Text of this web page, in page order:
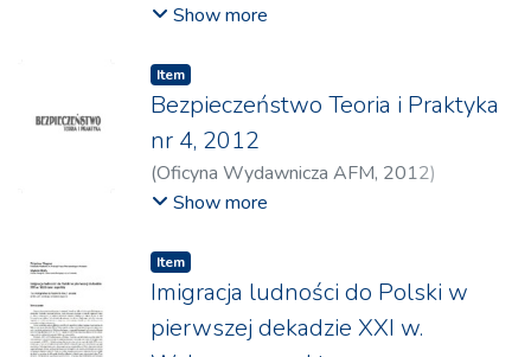
(UE) stanowi jeden z największych ruchów
UE. Według oficjalnej statystyki
brytyjskiego Ministerstwa Spraw
Wewnętrznych,
w okresie od maja 2004 r. do grudnia 2008
r. w Programie Rejestracji Pracowników
(Worker Registration Scheme) zapisało się
66% wszystkich zarejestrowanych
pracowników z nowych krajów unijnych.
Należy zwrócić uwagę na fakt, że nie
Show more
Item
Bezpieczeństwo Teoria i Praktyka
nr 4, 2012
(Oficyna Wydawnicza AFM, 2012)
Choromańska, Agnieszka
Czermińska, Małgorzata
Waldemar; Rotter, Tadeusz ;Láczay,
Magdolna
Stańczyk, Jerzy;Domin-Kuźma,
Agnieszka;Budzowski, Klemens
Show more
Item
Imigracja ludności do Polski w
pierwszej dekadzie XXI w.